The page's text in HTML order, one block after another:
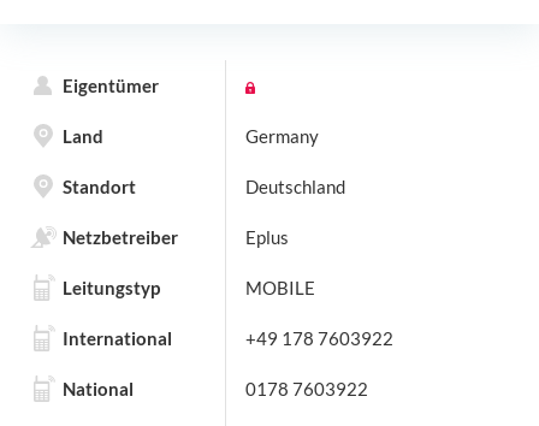
Eigentümer
Land Germany
Standort Deutschland
Netzbetreiber Eplus
Leitungstyp MOBILE
International +49 178 7603922
National 0178 7603922